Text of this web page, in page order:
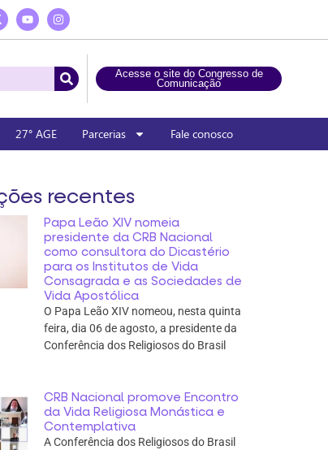
Acesse o site do Congresso de
Comunicação
27° AGE Parcerias Fale conosco
recentes
Papa Leão XIV nomeia
presidente da CRB Nacional
como consultora do Dicastério
para os Institutos de Vida
Consagrada e as Sociedades de
Vida Apostólica
O Papa Leão XIV nomeou, nesta quinta
feira, dia 06 de agosto, a presidente da
Conferência dos Religiosos do Brasil
CRB Nacional promove Encontro
da Vida Religiosa Monástica e
Contemplativa
A Conferência dos Religiosos do Brasil